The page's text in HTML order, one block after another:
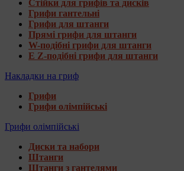
Стійки для грифів та дисків
Грифи гантельні
Грифи для штанги
Прямі грифи для штанги
W-подібні грифи для штанги
E Z-подібні грифи для штанги
Накладки на гриф
Грифи
Грифи олімпійські
Грифи олімпійські
Диски та набори
Штанги
Штанги з гантелями